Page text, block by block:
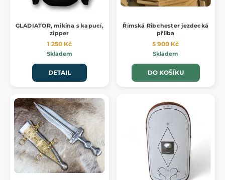
GLADIATOR, mikina s kapucí,
zipper
1 250 Kč
Skladem
DETAIL
Římská Ribchester jezdecká
přilba
5 900 Kč
Skladem
DO KOŠÍKU